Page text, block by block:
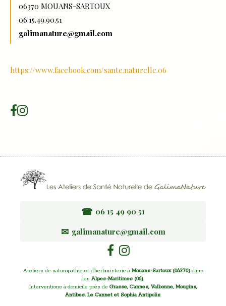
06370 MOUANS-SARTOUX
06.15.49.90.51
galimanature@gmail.com
https://www.facebook.com/sante.naturelle.06
☎ 06 15 49 90 51
✉ galimanature@gmail.com
Ateliers de naturopathie et d'herboristerie à Mouans-Sartoux (06370)dans
les Alpes-Maritimes (06).
Interventions à domicile près de Grasse, Cannes, Valbonne, Mougins,
Antibes, Le Cannet et Sophia Antipolis.